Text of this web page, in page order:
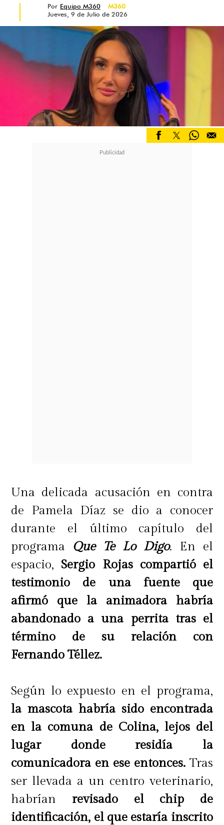
Por Equipo M360
M360
Jueves, 9 de Julio de 2026
Una delicada acusación en contra
de Pamela Díaz se dio a conocer
durante el último capítulo del
programa Que Te Lo Digo. En el
espacio, Sergio Rojas compartió el
testimonio de una fuente que
afirmó que la animadora habría
abandonado a una perrita tras el
término de su relación con
Fernando Téllez.
Según lo expuesto en el programa,
la mascota habría sido encontrada
en la comuna de Colina, lejos del
lugar donde residía la
comunicadora en ese entonces.Tras
ser llevada a un centro veterinario,
habrían revisado el chip de
identificación, el que estaría inscrito